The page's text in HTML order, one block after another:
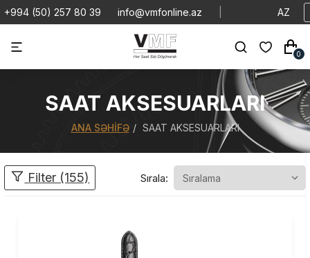
+994 (50) 257 80 39 info@vmfonline.az AZ
0
SAAT AKSESUARLARI
ANA SƏHIFƏ SAAT AKSESUARLARI
Filter (155) Sırala: